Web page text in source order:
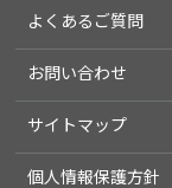
よくあるご質問
お問い合わせ
サイトマップ
個人情報保護方針